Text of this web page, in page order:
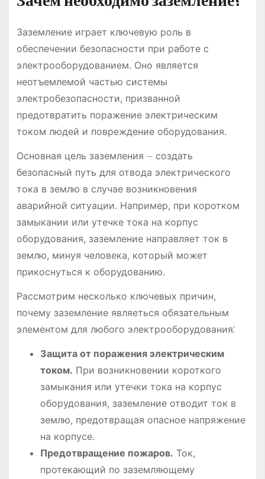
Заземление играет ключевую роль в
обеспечении безопасности при работе с
электрооборудованием. Оно является
неотъемлемой частью системы
электробезопасности, призванной
предотвратить поражение электрическим
током людей и повреждение оборудования.
Основная цель заземления ⏤ создать
безопасный путь для отвода электрического
тока в землю в случае возникновения
аварийной ситуации. Например, при коротком
замыкании или утечке тока на корпус
оборудования, заземление направляет ток в
землю, минуя человека, который может
прикоснуться к оборудованию.
Рассмотрим несколько ключевых причин,
почему заземление являеться обязательным
элементом для любого электрооборудования⁚
Защита от поражения электрическим
током. При возникновении короткого
замыкания или утечки тока на корпус
оборудования, заземление отводит ток в
землю, предотвращая опасное напряжение
на корпусе.
Предотвращение пожаров. Ток,
протекающий по заземляющему